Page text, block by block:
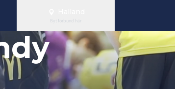
Byt förbund här